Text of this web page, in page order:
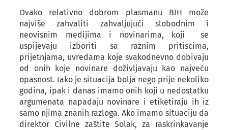
Ovako relativno dobrom plasmanu BIH može
najviše zahvaliti zahvaljujući slobodnim i
neovisnim medijima i novinarima, koji se
uspijevaju izboriti sa raznim pritiscima,
prijetnjama, uvredama koje svakodnevno dobivaju
od onih koje novinare doživljavaju kao najveću
opasnost. Iako je situacija bolja nego prije nekoliko
godina, ipak i danas imamo onih koji u nedostatku
argumenata napadaju novinare i etiketiraju ih iz
samo njima znanih razloga. Ako imamo situaciju da
direktor Civilne zaštite Solak, za raskrinkavanje